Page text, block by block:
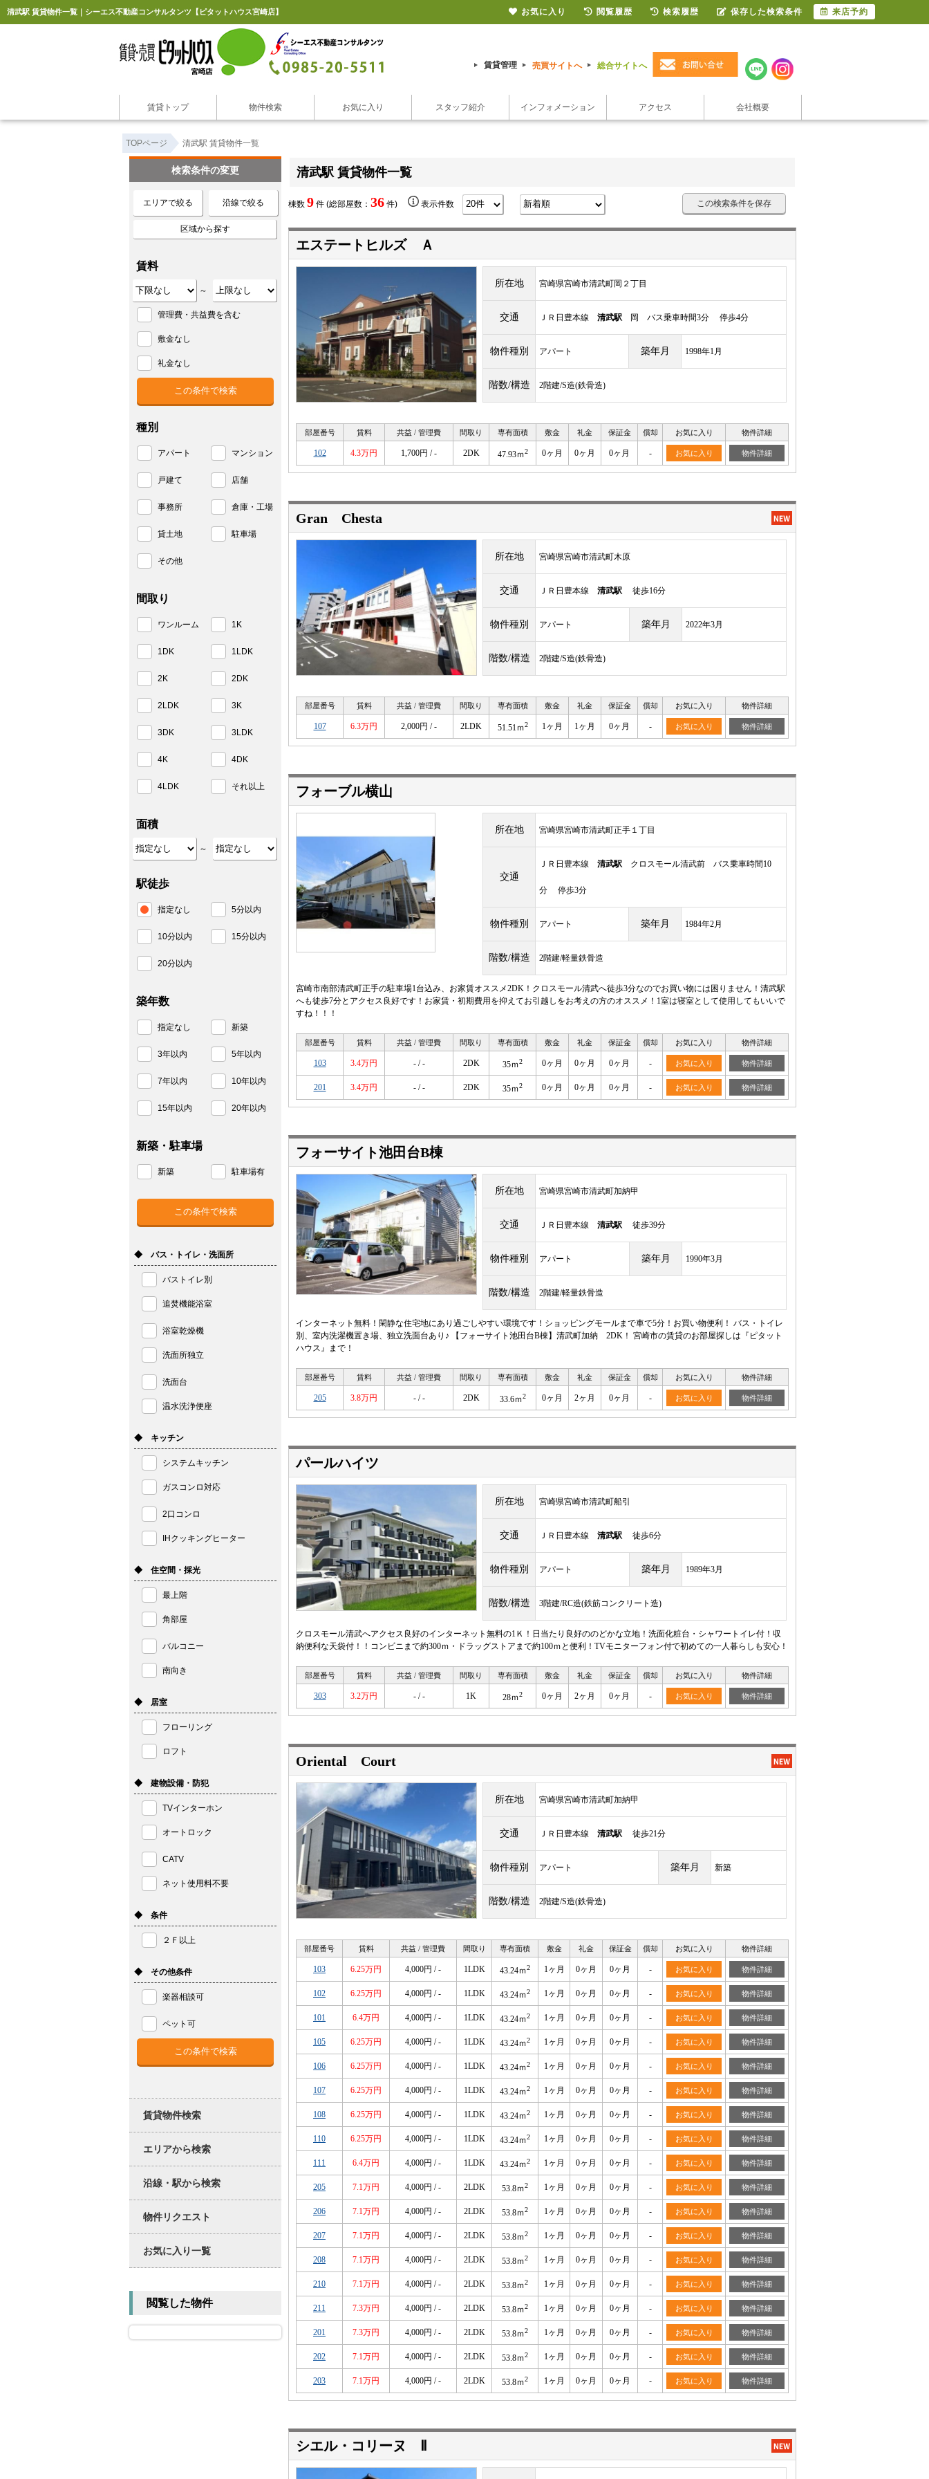
清武駅 賃貸物件一覧｜シーエス不動産コンサルタンツ【ピタットハウス宮崎店】
賃貸管理 売買サイトへ 総合サイトへ
賃貸トップ 物件検索 お気に入り スタッフ紹介 インフォメーション アクセス 会社概要
TOPページ 清武駅 賃貸物件一覧
清武駅 賃貸物件一覧
棟数 9 件 (総部屋数： 36 件) 表示件数 この検索条件を保存
エステートヒルズ Ａ
所在地 宮崎県宮崎市清武町岡２丁目
交通 ＪＲ日豊本線 清武駅 岡 バス乗車時間3分 停歩4分
物件種別 アパート 築年月 1998年1月
階数/構造 2階建/S造(鉄骨造)
部屋番号 賃料 共益 / 管理費 間取り 専有面積 敷金 礼金 保証金 償却 お気に入り 物件詳細
102 4.3万円 1,700円 / - 2DK 47.93ｍ2 0ヶ月 0ヶ月 0ヶ月 - お気に入り 物件詳細
Gran Chesta
所在地 宮崎県宮崎市清武町木原
交通 ＪＲ日豊本線 清武駅 徒歩16分
物件種別 アパート 築年月 2022年3月
階数/構造 2階建/S造(鉄骨造)
部屋番号 賃料 共益 / 管理費 間取り 専有面積 敷金 礼金 保証金 償却 お気に入り 物件詳細
107 6.3万円 2,000円 / - 2LDK 51.51ｍ2 1ヶ月 1ヶ月 0ヶ月 - お気に入り 物件詳細
フォーブル横山
所在地 宮崎県宮崎市清武町正手１丁目
交通
ＪＲ日豊本線 清武駅 クロスモール清武前 バス乗車時間10
分 停歩3分
物件種別 アパート 築年月 1984年2月
階数/構造 2階建/軽量鉄骨造
宮崎市南部清武町正手の駐車場1台込み、お家賃オススメ2DK！クロスモール清武へ徒歩3分なのでお買い物には困りません！清武駅
へも徒歩7分とアクセス良好です！お家賃・初期費用を抑えてお引越しをお考えの方のオススメ！1室は寝室として使用してもいいで
すね！！！
部屋番号 賃料 共益 / 管理費 間取り 専有面積 敷金 礼金 保証金 償却 お気に入り 物件詳細
103 3.4万円 - / - 2DK 35ｍ2 0ヶ月 0ヶ月 0ヶ月 - お気に入り 物件詳細
201 3.4万円 - / - 2DK 35ｍ2 0ヶ月 0ヶ月 0ヶ月 - お気に入り 物件詳細
フォーサイト池田台B棟
所在地 宮崎県宮崎市清武町加納甲
交通 ＪＲ日豊本線 清武駅 徒歩39分
物件種別 アパート 築年月 1990年3月
階数/構造 2階建/軽量鉄骨造
インターネット無料！閑静な住宅地にあり過ごしやすい環境です！ショッピングモールまで車で5分！お買い物便利！ バス・トイレ
別、室内洗濯機置き場、独立洗面台あり♪ 【フォーサイト池田台B棟】清武町加納 2DK！ 宮崎市の賃貸のお部屋探しは『ピタット
ハウス』まで！
部屋番号 賃料 共益 / 管理費 間取り 専有面積 敷金 礼金 保証金 償却 お気に入り 物件詳細
205 3.8万円 - / - 2DK 33.6ｍ2 0ヶ月 2ヶ月 0ヶ月 - お気に入り 物件詳細
パールハイツ
所在地 宮崎県宮崎市清武町船引
交通 ＪＲ日豊本線 清武駅 徒歩6分
物件種別 アパート 築年月 1989年3月
階数/構造 3階建/RC造(鉄筋コンクリート造)
クロスモール清武へアクセス良好のインターネット無料の1Ｋ！日当たり良好ののどかな立地！洗面化粧台・シャワートイレ付！収
納便利な天袋付！！コンビニまで約300ｍ・ドラッグストアまで約100ｍと便利！TVモニターフォン付で初めての一人暮らしも安心！
部屋番号 賃料 共益 / 管理費 間取り 専有面積 敷金 礼金 保証金 償却 お気に入り 物件詳細
303 3.2万円 - / - 1K 28ｍ2 0ヶ月 2ヶ月 0ヶ月 - お気に入り 物件詳細
Oriental Court
所在地 宮崎県宮崎市清武町加納甲
交通 ＪＲ日豊本線 清武駅 徒歩21分
物件種別 アパート 築年月 新築
階数/構造 2階建/S造(鉄骨造)
部屋番号 賃料 共益 / 管理費 間取り 専有面積 敷金 礼金 保証金 償却 お気に入り 物件詳細
103 6.25万円 4,000円 / - 1LDK 43.24ｍ2 1ヶ月 0ヶ月 0ヶ月 - お気に入り 物件詳細
102 6.25万円 4,000円 / - 1LDK 43.24ｍ2 1ヶ月 0ヶ月 0ヶ月 - お気に入り 物件詳細
101 6.4万円 4,000円 / - 1LDK 43.24ｍ2 1ヶ月 0ヶ月 0ヶ月 - お気に入り 物件詳細
105 6.25万円 4,000円 / - 1LDK 43.24ｍ2 1ヶ月 0ヶ月 0ヶ月 - お気に入り 物件詳細
106 6.25万円 4,000円 / - 1LDK 43.24ｍ2 1ヶ月 0ヶ月 0ヶ月 - お気に入り 物件詳細
107 6.25万円 4,000円 / - 1LDK 43.24ｍ2 1ヶ月 0ヶ月 0ヶ月 - お気に入り 物件詳細
108 6.25万円 4,000円 / - 1LDK 43.24ｍ2 1ヶ月 0ヶ月 0ヶ月 - お気に入り 物件詳細
110 6.25万円 4,000円 / - 1LDK 43.24ｍ2 1ヶ月 0ヶ月 0ヶ月 - お気に入り 物件詳細
111 6.4万円 4,000円 / - 1LDK 43.24ｍ2 1ヶ月 0ヶ月 0ヶ月 - お気に入り 物件詳細
205 7.1万円 4,000円 / - 2LDK 53.8ｍ2 1ヶ月 0ヶ月 0ヶ月 - お気に入り 物件詳細
206 7.1万円 4,000円 / - 2LDK 53.8ｍ2 1ヶ月 0ヶ月 0ヶ月 - お気に入り 物件詳細
207 7.1万円 4,000円 / - 2LDK 53.8ｍ2 1ヶ月 0ヶ月 0ヶ月 - お気に入り 物件詳細
208 7.1万円 4,000円 / - 2LDK 53.8ｍ2 1ヶ月 0ヶ月 0ヶ月 - お気に入り 物件詳細
210 7.1万円 4,000円 / - 2LDK 53.8ｍ2 1ヶ月 0ヶ月 0ヶ月 - お気に入り 物件詳細
211 7.3万円 4,000円 / - 2LDK 53.8ｍ2 1ヶ月 0ヶ月 0ヶ月 - お気に入り 物件詳細
201 7.3万円 4,000円 / - 2LDK 53.8ｍ2 1ヶ月 0ヶ月 0ヶ月 - お気に入り 物件詳細
202 7.1万円 4,000円 / - 2LDK 53.8ｍ2 1ヶ月 0ヶ月 0ヶ月 - お気に入り 物件詳細
203 7.1万円 4,000円 / - 2LDK 53.8ｍ2 1ヶ月 0ヶ月 0ヶ月 - お気に入り 物件詳細
シエル・コリーヌ Ⅱ
検索条件の変更
エリアで絞る 沿線で絞る
区域から探す
賃料
～
管理費・共益費を含む
敷金なし
礼金なし
種別
アパート マンション
戸建て 店舗
事務所 倉庫・工場
貸土地 駐車場
その他
間取り
ワンルーム 1K
1DK 1LDK
2K 2DK
2LDK 3K
3DK 3LDK
4K 4DK
4LDK それ以上
面積
～
駅徒歩
指定なし 5分以内
10分以内 15分以内
20分以内
築年数
指定なし 新築
3年以内 5年以内
7年以内 10年以内
15年以内 20年以内
新築・駐車場
新築 駐車場有
◆ バス・トイレ・洗面所
バストイレ別
追焚機能浴室
浴室乾燥機
洗面所独立
洗面台
温水洗浄便座
◆ キッチン
システムキッチン
ガスコンロ対応
2口コンロ
IHクッキングヒーター
◆ 住空間・採光
最上階
角部屋
バルコニー
南向き
◆ 居室
フローリング
ロフト
◆ 建物設備・防犯
TVインターホン
オートロック
CATV
ネット使用料不要
◆ 条件
２Ｆ以上
◆ その他条件
楽器相談可
ペット可
賃貸物件検索
エリアから検索
沿線・駅から検索
物件リクエスト
お気に入り一覧
閲覧した物件
お気に入り 閲覧履歴 検索履歴 保存した検索条件 来店予約